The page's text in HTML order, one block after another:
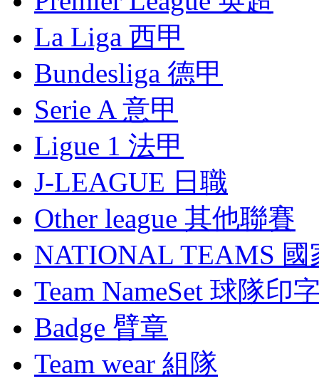
La Liga 西甲
Bundesliga 德甲
Serie A 意甲
Ligue 1 法甲
J-LEAGUE 日職
Other league 其他聯賽
NATIONAL TEAMS 國
Team NameSet 球隊印
Badge 臂章
Team wear 組隊